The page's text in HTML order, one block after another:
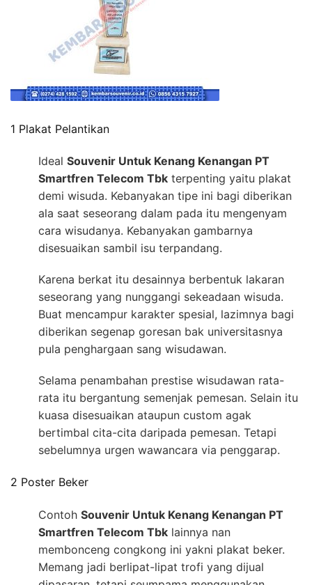
1 Plakat Pelantikan
Ideal Souvenir Untuk Kenang Kenangan PT
Smartfren Telecom Tbk terpenting yaitu plakat
demi wisuda. Kebanyakan tipe ini bagi diberikan
ala saat seseorang dalam pada itu mengenyam
cara wisudanya. Kebanyakan gambarnya
disesuaikan sambil isu terpandang.
Karena berkat itu desainnya berbentuk lakaran
seseorang yang nunggangi sekeadaan wisuda.
Buat mencampur karakter spesial, lazimnya bagi
diberikan segenap goresan bak universitasnya
pula penghargaan sang wisudawan.
Selama penambahan prestise wisudawan rata-
rata itu bergantung semenjak pemesan. Selain itu
kuasa disesuaikan ataupun custom agak
bertimbal cita-cita daripada pemesan. Tetapi
sebelumnya urgen wawancara via penggarap.
2 Poster Beker
Contoh Souvenir Untuk Kenang Kenangan PT
Smartfren Telecom Tbk lainnya nan
membonceng congkong ini yakni plakat beker.
Memang jadi berlipat-lipat trofi yang dijual